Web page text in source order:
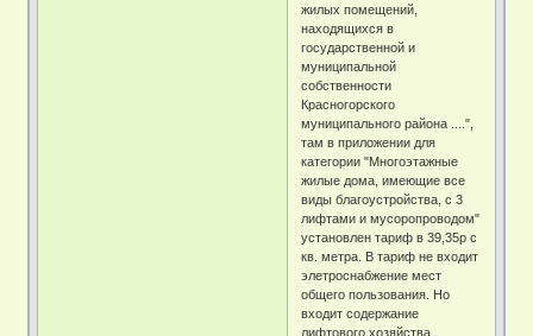
жилых помещений,
находящихся в
государственной и
муниципальной
собственности
Красногорского
муниципального района ....",
там в приложении для
категории "Многоэтажные
жилые дома, имеющие все
виды благоустройства, с 3
лифтами и мусоропроводом"
установлен тариф в 39,35р с
кв. метра. В тариф не входит
элетроснабжение мест
общего пользования. Но
входит содержание
лифтового хозяйства.